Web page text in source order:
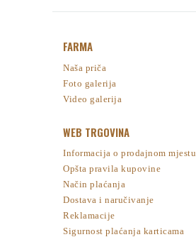
FARMA
Naša priča
Foto galerija
Video galerija
WEB TRGOVINA
Informacija o prodajnom mjestu
Opšta pravila kupovine
Način plaćanja
Dostava i naručivanje
Reklamacije
Sigurnost plaćanja karticama